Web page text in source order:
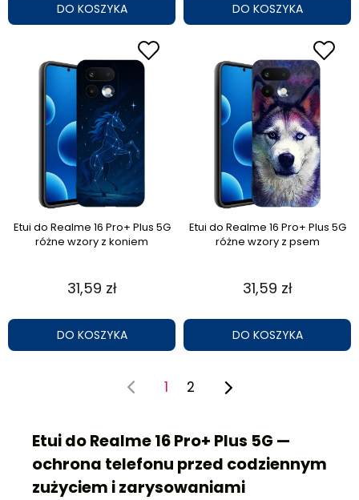
DO KOSZYKA DO KOSZYKA
Etui do Realme 16 Pro+ Plus 5G
różne wzory z koniem
31,59 zł
DO KOSZYKA
Etui do Realme 16 Pro+ Plus 5G
różne wzory z psem
31,59 zł
DO KOSZYKA
1 2
Etui do Realme 16 Pro+ Plus 5G —
ochrona telefonu przed codziennym
zużyciem i zarysowaniami